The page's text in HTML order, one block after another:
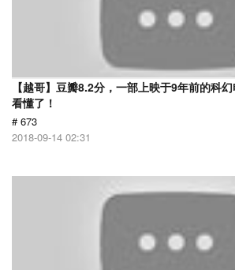
【越哥】豆瓣8.2分，一部上映于9年前的科
看懂了！
# 673
2018-09-14 02:31